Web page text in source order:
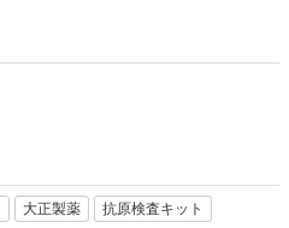
大正製薬 抗原検査キット